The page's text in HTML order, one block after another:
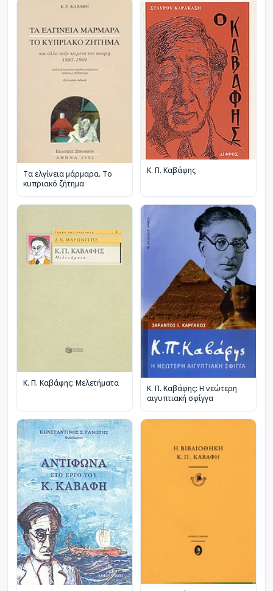
Τα ελγίνεια μάρμαρα. Το
κυπριακό ζήτημα
Κ. Π. Καβάφης
Κ. Π. Καβάφης: Μελετήματα
Κ. Π. Καβάφης: Η νεώτερη
αιγυπτιακή σφίγγα